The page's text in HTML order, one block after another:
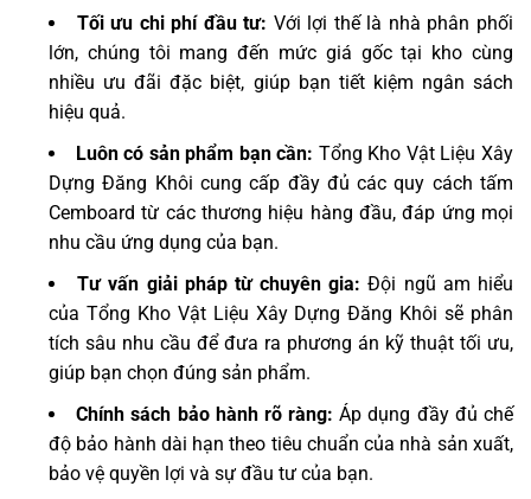
Tối ưu chi phí đầu tư: Với lợi thế là nhà phân phối
lớn, chúng tôi mang đến mức giá gốc tại kho cùng
nhiều ưu đãi đặc biệt, giúp bạn tiết kiệm ngân sách
hiệu quả.
Luôn có sản phẩm bạn cần: Tổng Kho Vật Liệu Xây
Dựng Đăng Khôi cung cấp đầy đủ các quy cách tấm
Cemboard từ các thương hiệu hàng đầu, đáp ứng mọi
nhu cầu ứng dụng của bạn.
Tư vấn giải pháp từ chuyên gia: Đội ngũ am hiểu
của Tổng Kho Vật Liệu Xây Dựng Đăng Khôi sẽ phân
tích sâu nhu cầu để đưa ra phương án kỹ thuật tối ưu,
giúp bạn chọn đúng sản phẩm.
Chính sách bảo hành rõ ràng: Áp dụng đầy đủ chế
độ bảo hành dài hạn theo tiêu chuẩn của nhà sản xuất,
bảo vệ quyền lợi và sự đầu tư của bạn.